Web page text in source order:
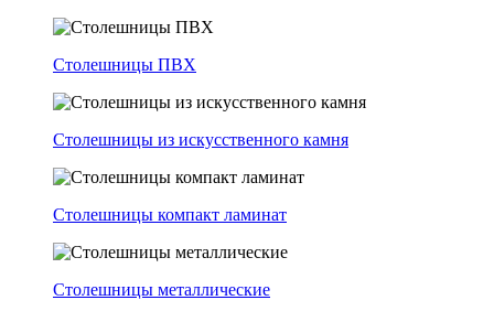
Столешницы ПВХ
Столешницы из искусственного камня
Столешницы компакт ламинат
Столешницы металлические